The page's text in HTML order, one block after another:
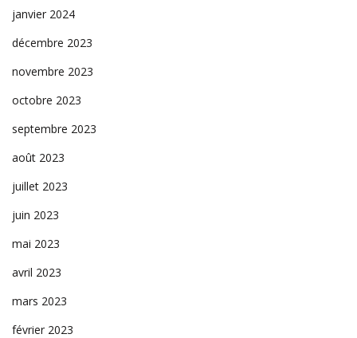
janvier 2024
décembre 2023
novembre 2023
octobre 2023
septembre 2023
août 2023
juillet 2023
juin 2023
mai 2023
avril 2023
mars 2023
février 2023